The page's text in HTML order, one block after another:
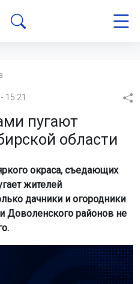
15:21
пугают
области
окраса, съедающих
жителей
дачники и огородники
Доволенского районов не